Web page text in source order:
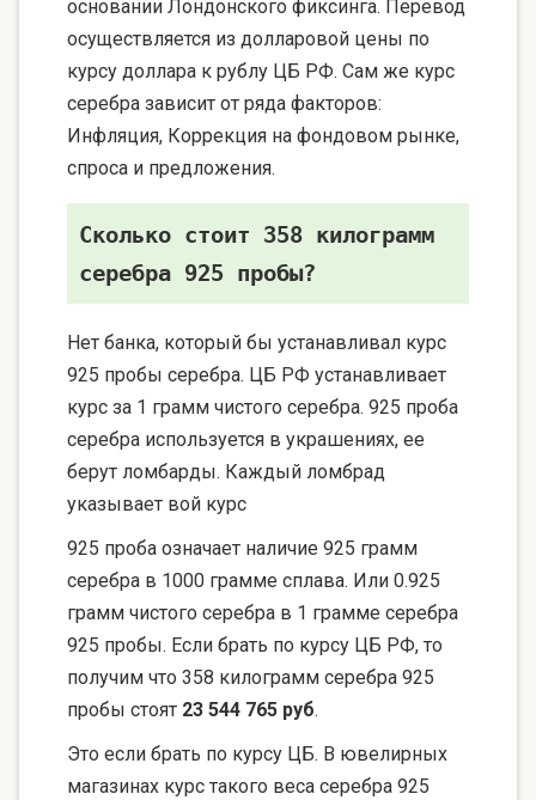
основании Лондонского фиксинга. Перевод
осуществляется из долларовой цены по
курсу доллара к рублу ЦБ РФ. Сам же курс
серебра зависит от ряда факторов:
Инфляция, Коррекция на фондовом рынке,
спроса и предложения.
Сколько стоит 358 килограмм
серебра 925 пробы?
Нет банка, который бы устанавливал курс
925 пробы серебра. ЦБ РФ устанавливает
курс за 1 грамм чистого серебра. 925 проба
серебра используется в украшениях, ее
берут ломбарды. Каждый ломбрад
указывает вой курс
925 проба означает наличие 925 грамм
серебра в 1000 грамме сплава. Или 0.925
грамм чистого серебра в 1 грамме серебра
925 пробы. Если брать по курсу ЦБ РФ, то
получим что 358 килограмм серебра 925
пробы стоят 23 544 765 руб.
Это если брать по курсу ЦБ. В ювелирных
магазинах курс такого веса серебра 925